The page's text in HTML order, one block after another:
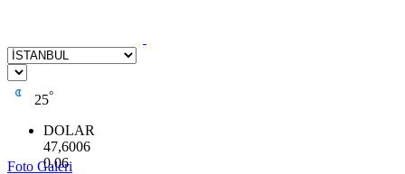
25°
DOLAR
47,6006
0.06
Foto Galeri